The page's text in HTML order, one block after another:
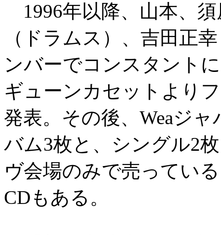
1996年以降、山本、
（ドラムス）、吉田正
ンバーでコンスタント
ギューンカセットより
発表。その後、Weaジ
バム3枚と、シングル2
ヴ会場のみで売ってい
CDもある。